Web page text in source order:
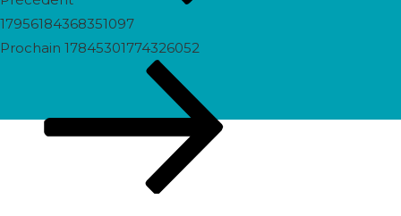
17956184368351097
Prochain
Prochain 17845301774326052